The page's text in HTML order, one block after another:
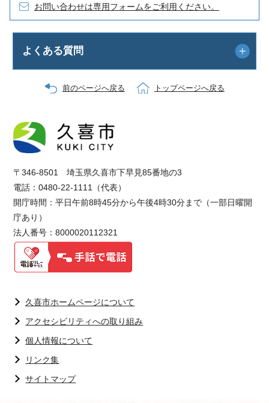
お問い合わせは専用フォームをご利用ください。
よくある質問
前のページへ戻る トップページへ戻る
〒346-8501 埼玉県久喜市下早見85番地の3
電話：0480-22-1111（代表）
開庁時間：平日午前8時45分から午後4時30分まで（一部日曜開
庁あり）
法人番号：8000020112321
久喜市ホームページについて
アクセシビリティへの取り組み
個人情報について
リンク集
サイトマップ